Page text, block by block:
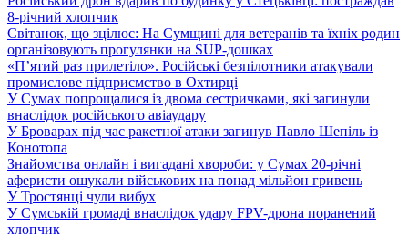
8-річний хлопчик
Світанок, що зцілює: На Сумщині для ветеранів та їхніх родин
організовують прогулянки на SUP-дошках
«П’ятий раз прилетіло». Російські безпілотники атакували
промислове підприємство в Охтирці
У Сумах попрощалися із двома сестричками, які загинули
внаслідок російського авіаудару
У Броварах під час ракетної атаки загинув Павло Шепіль із
Конотопа
Знайомства онлайн і вигадані хвороби: у Сумах 20-річні
аферисти ошукали військових на понад мільйон гривень
У Тростянці чули вибух
У Сумській громаді внаслідок удару FPV-дрона поранений
хлопчик